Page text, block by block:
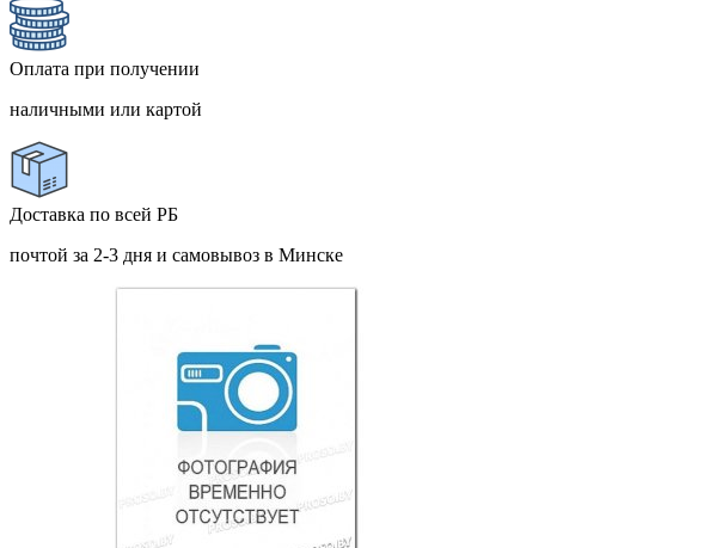
Оплата при получении
наличными или картой
Доставка по всей РБ
почтой за 2-3 дня и самовывоз в Минске